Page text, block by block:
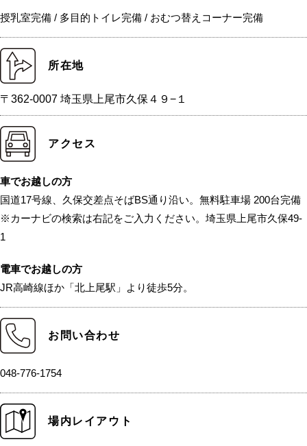
授乳室完備 / 多目的トイレ完備 / おむつ替えコーナー完備
所在地
〒362-0007 埼玉県上尾市久保４９−１
アクセス
車でお越しの方
国道17号線、久保交差点そばBS通り沿い。無料駐車場 200台完備
※カーナビの検索は右記をご入力ください。埼玉県上尾市久保49-
1
電車でお越しの方
JR高崎線ほか「北上尾駅」より徒歩5分。
お問い合わせ
048-776-1754
場内レイアウト